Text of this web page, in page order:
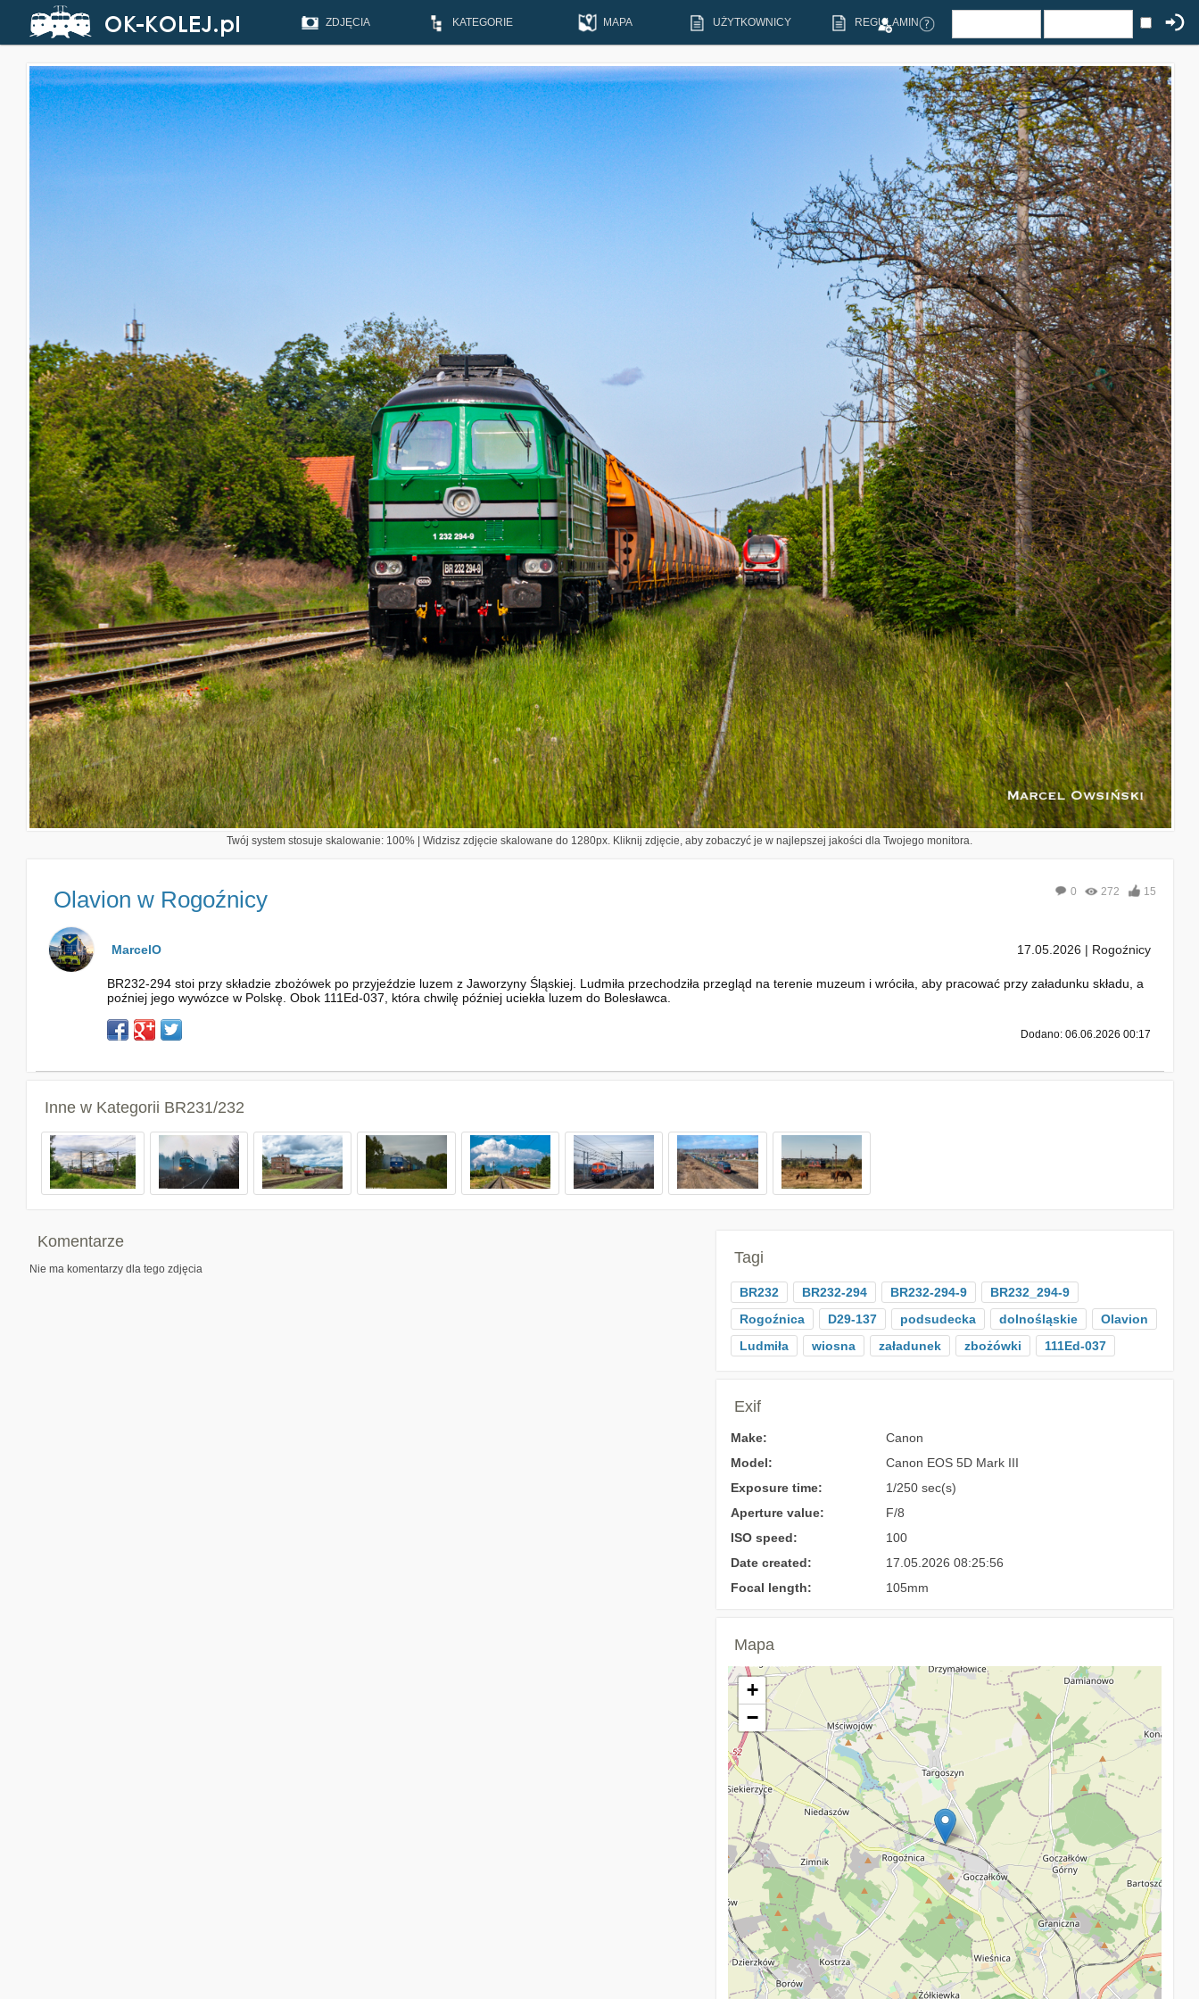
ZDJĘCIA KATEGORIE MAPA UŻYTKOWNICY REGULAMIN
Twój system stosuje skalowanie: 100% | Widzisz zdjęcie skalowane do 1280px. Kliknij zdjęcie, aby zobaczyć je w najlepszej jakości dla Twojego monitora.
Olavion w Rogoźnicy 0 272 15
MarcelO 17.05.2026 | Rogoźnicy
BR232-294 stoi przy składzie zbożówek po przyjeździe luzem z Jaworzyny Śląskiej. Ludmiła przechodziła przegląd na terenie muzeum i wróciła, aby pracować przy załadunku składu, a
poźniej jego wywózce w Polskę. Obok 111Ed-037, która chwilę później uciekła luzem do Bolesławca.
Dodano: 06.06.2026 00:17
Inne w Kategorii BR231/232
Komentarze
Nie ma komentarzy dla tego zdjęcia
Tagi
BR232 BR232-294 BR232-294-9
BR232_294-9
Rogoźnica
D29-137 podsudecka dolnośląskie
Olavion
Ludmiła
wiosna załadunek zbożówki 111Ed-037
Exif
Make:
Canon
Model:
Canon EOS 5D Mark III
Exposure time:
1/250 sec(s)
Aperture value:
F/8
ISO speed:
100
Date created:
17.05.2026 08:25:56
Focal length:
105mm
Mapa
+
−